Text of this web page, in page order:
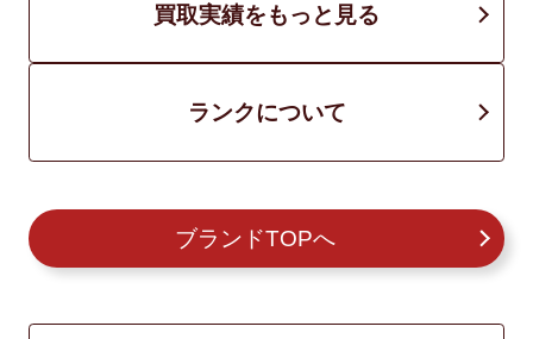
買取実績をもっと見る
ランクについて
ブランドTOPへ